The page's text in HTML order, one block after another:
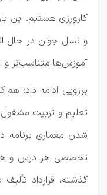
کارورزی هستیم. این
و نسل جوان در حال
آموزش‌ها متناسب‌تر و
برزویی ادامه داد:
تعلیم و تربیت
شدن معماری برنامه
تخصصی هر درس و